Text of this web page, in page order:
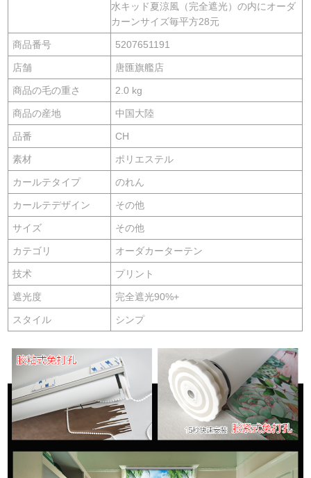
水キッド夏涼風（完全遮光）の内にオーダ
カーンサイズ毎平方28元
商品番号 5207651191
店舗 唐匯旗艦店
商品の毛の重さ 2.0 kg
商品の産地 中国大陸
品番 CH
素材 ポリエステル
カールテタイプ のれん
カールテデザイン その他
サイズ その他
カテゴリ オーダカーターテン
技术 プリント
遮光度 完全遮光90%+
スタイル シンプ